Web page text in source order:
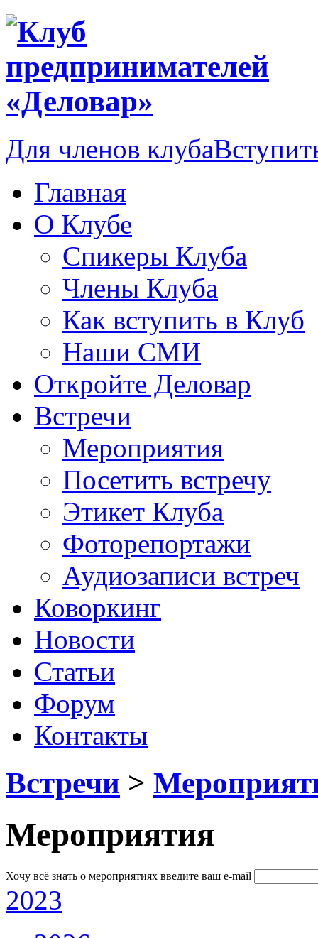
Для членов клуба
Главная
О Клубе
Спикеры Клуба
Члены Клуба
Как вступить в Клуб
Наши СМИ
Откройте Деловар
Встречи
Мероприятия
Посетить встречу
Этикет Клуба
Фоторепортажи
Аудиозаписи встреч
Коворкинг
Новости
Статьи
Форум
Контакты
Встречи >
Мероприятия
Хочу всё знать о мероприятиях введите ваш e-mail
2023